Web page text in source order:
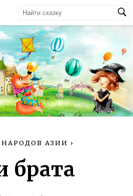
НАРОДОВ АЗИИ ›
брата